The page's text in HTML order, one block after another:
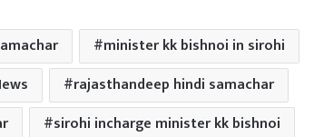
minister kk bishnoi in sirohi
rajasthandeep hindi samachar
sirohi incharge minister kk bishnoi